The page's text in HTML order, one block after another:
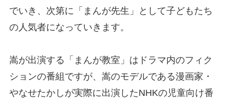
でいき、次第に「まんが先生」として子どもたち
の人気者になっていきます。
嵩が出演する「まんが教室」はドラマ内のフィク
ションの番組ですが、嵩のモデルである漫画家・
やなせたかしが実際に出演したNHKの児童向け番